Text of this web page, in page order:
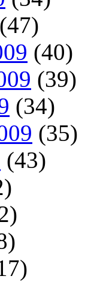
(47)
(40)
(39)
(34)
(35)
(43)